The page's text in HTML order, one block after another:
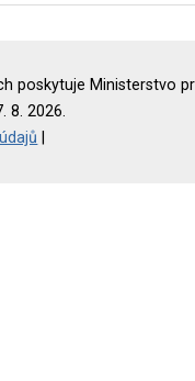
poskytuje Ministerstvo
8. 2026.